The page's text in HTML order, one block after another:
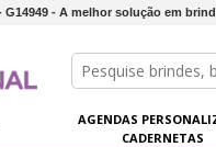
G14949 - A melhor solução em
AGENDAS
CADERNETAS